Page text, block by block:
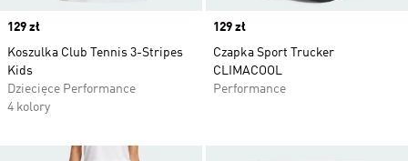
Price
129 zł
Koszulka Club Tennis 3-Stripes
Kids
Dziecięce Performance
4 kolory
Price
129 zł
Czapka Sport Trucker
CLIMACOOL
Performance